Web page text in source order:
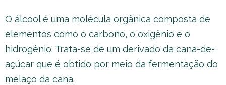
O álcool é uma molécula orgânica composta de
elementos como o carbono, o oxigênio e o
hidrogênio. Trata-se de um derivado da cana-de-
açúcar que é obtido por meio da fermentação do
melaço da cana.